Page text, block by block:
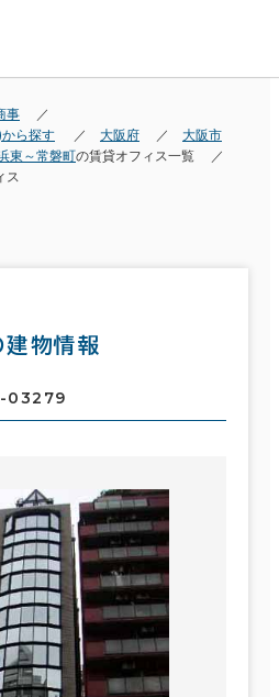
事
ら探す
大阪府
大阪市
東～常磐町の賃貸オフィス一覧
ス
建物情報
03279